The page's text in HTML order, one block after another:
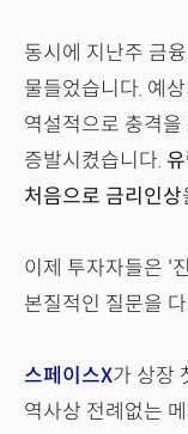
동시에 지난주 금
물들었습니다. 예
역설적으로 충격
증발시켰습니다.
처음으로 금리인상
이제 투자자들은 '
본질적인 질문을
스페이스X가 상장
역사상 전례없는